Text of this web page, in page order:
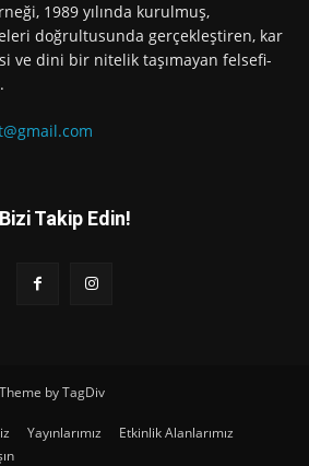
1989 yılında kurulmuş,
doğrultusunda gerçekleştiren, kar
ve dini bir nitelik taşımayan felsefi-
Bizi Takip Edin!
by TagDiv
Yayınlarımız
Etkinlik Alanlarımız